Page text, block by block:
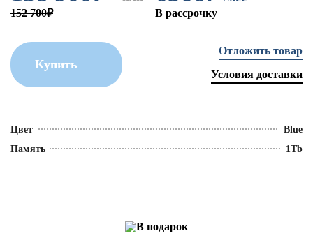
В рассрочку
152 700₽
Купить
Отложить товар
Условия доставки
Цвет
Blue
Память
1Tb